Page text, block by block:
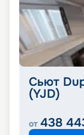
Сьют
(YJD)
от 438